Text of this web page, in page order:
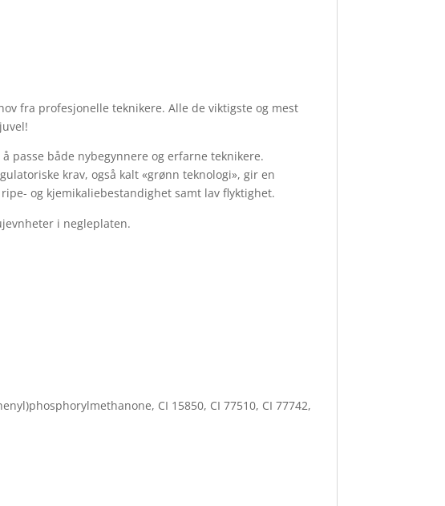
fra profesjonelle teknikere. Alle de viktigste og mest
passe både nybegynnere og erfarne teknikere.
krav, også kalt «grønn teknologi», gir en
og kjemikaliebestandighet samt lav flyktighet.
i negleplaten.
CI 15850, CI 77510, CI 77742,